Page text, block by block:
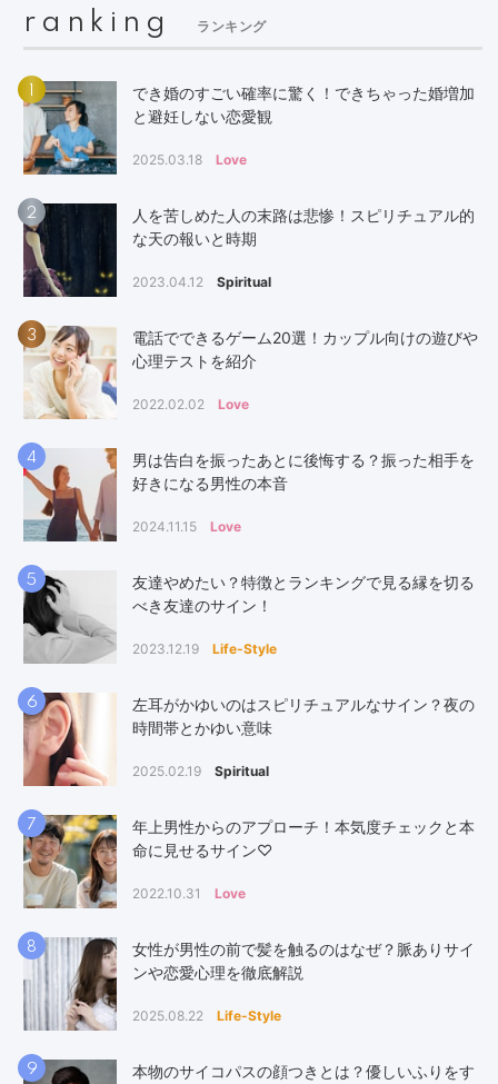
ranking ランキング
でき婚のすごい確率に驚く！できちゃった婚増加
と避妊しない恋愛観
2025.03.18 Love
2
人を苦しめた人の末路は悲惨！スピリチュアル的
な天の報いと時期
2023.04.12 Spiritual
3
電話でできるゲーム20選！カップル向けの遊びや
心理テストを紹介
2022.02.02 Love
4
男は告白を振ったあとに後悔する？振った相手を
好きになる男性の本音
2024.11.15 Love
5
友達やめたい？特徴とランキングで見る縁を切る
べき友達のサイン！
2023.12.19 Life-Style
6
左耳がかゆいのはスピリチュアルなサイン？夜の
時間帯とかゆい意味
2025.02.19 Spiritual
7
年上男性からのアプローチ！本気度チェックと本
命に見せるサイン♡
2022.10.31 Love
8
女性が男性の前で髪を触るのはなぜ？脈ありサイ
ンや恋愛心理を徹底解説
2025.08.22 Life-Style
9
本物のサイコパスの顔つきとは？優しいふりをす